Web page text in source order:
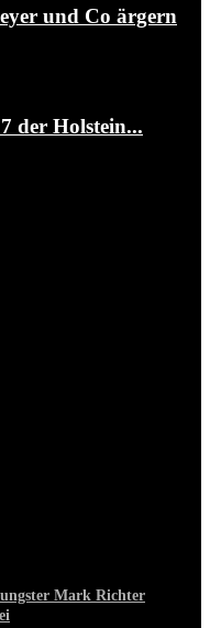
und Co ärgern
der Holstein...
Mark Richter